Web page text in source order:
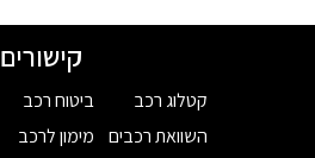
קישורים
קטלוג רכב
השוואת רכבים
ביטוח רכב
מימון לרכב